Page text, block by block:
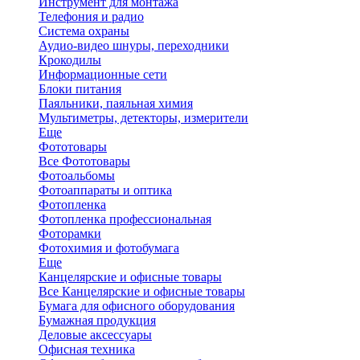
Телефония и радио
Система охраны
Аудио-видео шнуры, переходники
Крокодилы
Информационные сети
Блоки питания
Паяльники, паяльная химия
Мультиметры, детекторы, измерители
Еще
Фототовары
Все Фототовары
Фотоальбомы
Фотоаппараты и оптика
Фотопленка
Фотопленка профессиональная
Фоторамки
Фотохимия и фотобумага
Еще
Канцелярские и офисные товары
Все Канцелярские и офисные товары
Бумага для офисного оборудования
Бумажная продукция
Деловые аксессуары
Офисная техника